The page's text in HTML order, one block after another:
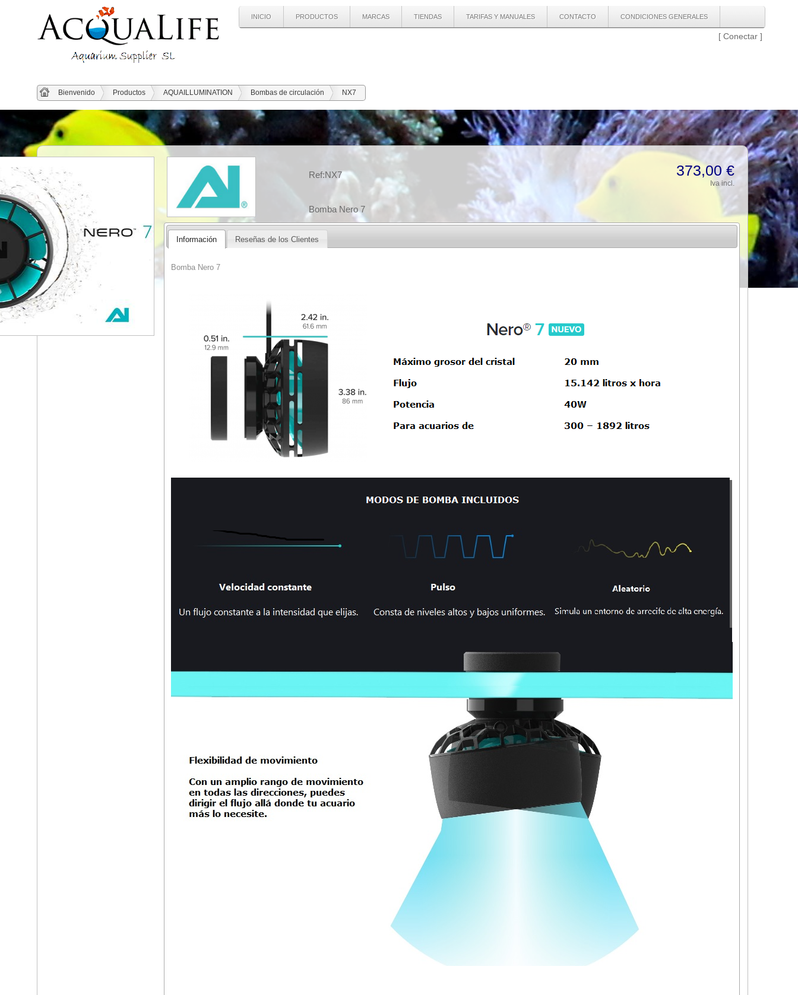
INICIO PRODUCTOS MARCAS TIENDAS TARIFAS Y MANUALES CONTACTO CONDICIONES GENERALES
[ Conectar ]
Bienvenido Productos AQUAILLUMINATION Bombas de circulación NX7
Ref:NX7 373,00 €
Iva incl.
Bomba Nero 7
Información Reseñas de los Clientes
Bomba Nero 7